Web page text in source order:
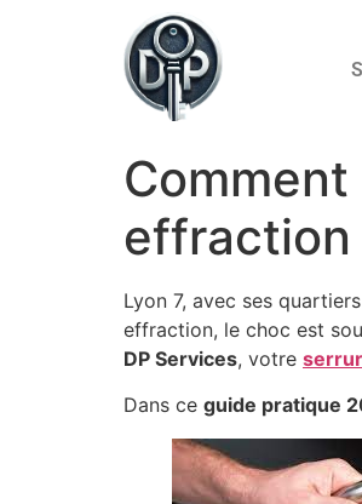
effraction
Lyon 7, avec ses
effraction, le choc est
DP Services, votre
Dans ce guide pratique